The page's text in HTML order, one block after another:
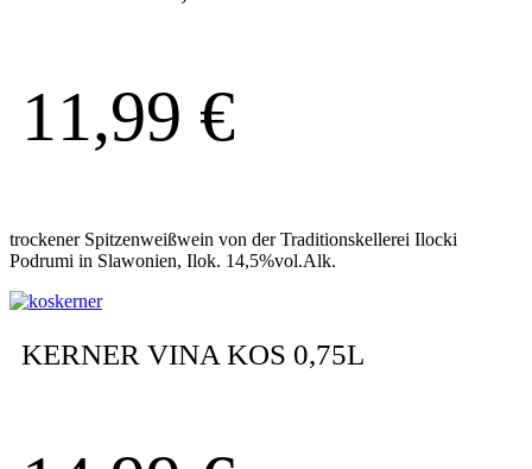
11,99 €
trockener Spitzenweißwein von der Traditionskellerei Ilocki
Podrumi in Slawonien, Ilok. 14,5%vol.Alk.
KERNER VINA KOS 0,75L